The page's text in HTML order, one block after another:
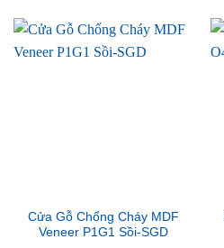
Cửa Gỗ Chống Cháy MDF
Veneer P1G1 Sồi-SGD